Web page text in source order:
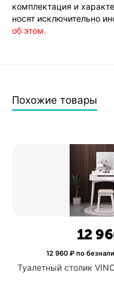
комплектация и
носят исключительно
об этом.
Похожие товары
(s010)
12